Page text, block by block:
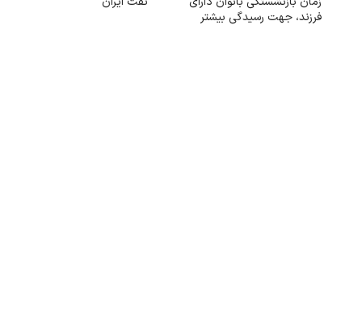
فرزند، جهت رسیدگی بیشتر